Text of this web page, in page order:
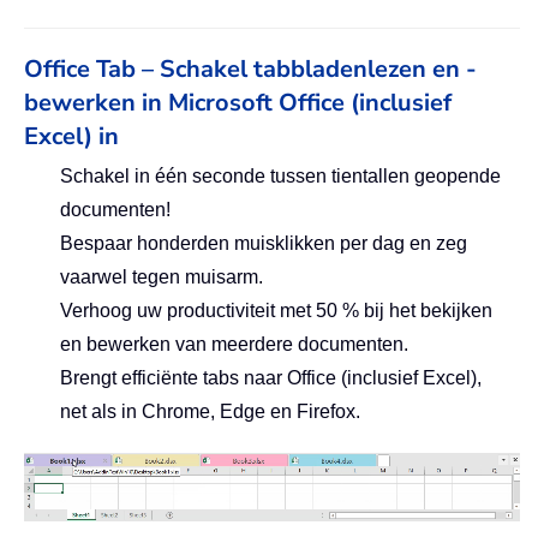
Office Tab – Schakel tabbladenlezen en -
bewerken in Microsoft Office (inclusief
Excel) in
Schakel in één seconde tussen tientallen geopende
documenten!
Bespaar honderden muisklikken per dag en zeg
vaarwel tegen muisarm.
Verhoog uw productiviteit met 50 % bij het bekijken
en bewerken van meerdere documenten.
Brengt efficiënte tabs naar Office (inclusief Excel),
net als in Chrome, Edge en Firefox.